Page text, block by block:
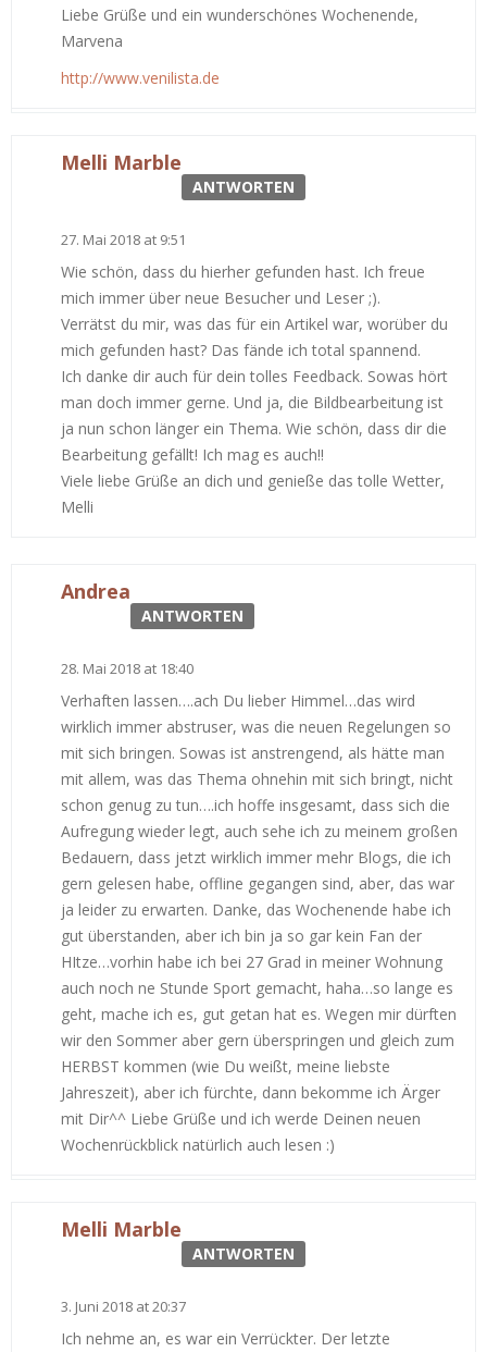
Liebe Grüße und ein wunderschönes Wochenende,
Marvena
http://www.venilista.de
Melli Marble
ANTWORTEN
27. Mai 2018 at 9:51
Wie schön, dass du hierher gefunden hast. Ich freue
mich immer über neue Besucher und Leser ;).
Verrätst du mir, was das für ein Artikel war, worüber du
mich gefunden hast? Das fände ich total spannend.
Ich danke dir auch für dein tolles Feedback. Sowas hört
man doch immer gerne. Und ja, die Bildbearbeitung ist
ja nun schon länger ein Thema. Wie schön, dass dir die
Bearbeitung gefällt! Ich mag es auch!!
Viele liebe Grüße an dich und genieße das tolle Wetter,
Melli
Andrea
ANTWORTEN
28. Mai 2018 at 18:40
Verhaften lassen….ach Du lieber Himmel…das wird
wirklich immer abstruser, was die neuen Regelungen so
mit sich bringen. Sowas ist anstrengend, als hätte man
mit allem, was das Thema ohnehin mit sich bringt, nicht
schon genug zu tun….ich hoffe insgesamt, dass sich die
Aufregung wieder legt, auch sehe ich zu meinem großen
Bedauern, dass jetzt wirklich immer mehr Blogs, die ich
gern gelesen habe, offline gegangen sind, aber, das war
ja leider zu erwarten. Danke, das Wochenende habe ich
gut überstanden, aber ich bin ja so gar kein Fan der
HItze…vorhin habe ich bei 27 Grad in meiner Wohnung
auch noch ne Stunde Sport gemacht, haha…so lange es
geht, mache ich es, gut getan hat es. Wegen mir dürften
wir den Sommer aber gern überspringen und gleich zum
HERBST kommen (wie Du weißt, meine liebste
Jahreszeit), aber ich fürchte, dann bekomme ich Ärger
mit Dir^^ Liebe Grüße und ich werde Deinen neuen
Wochenrückblick natürlich auch lesen :)
Melli Marble
ANTWORTEN
3. Juni 2018 at 20:37
Ich nehme an, es war ein Verrückter. Der letzte